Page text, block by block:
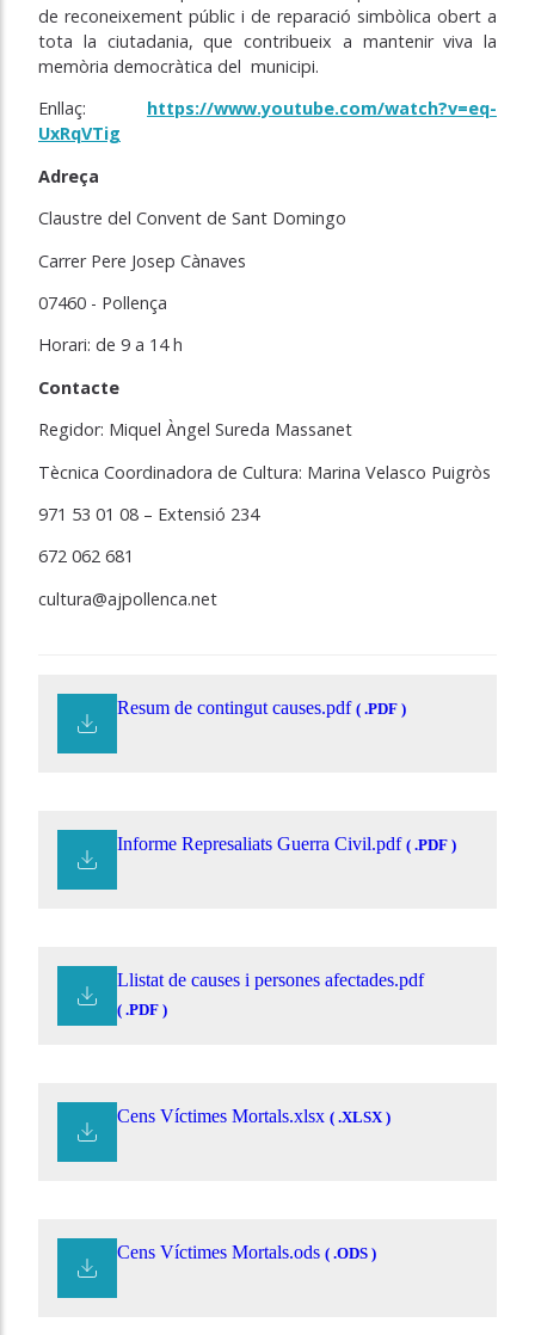
de reconeixement públic i de reparació simbòlica obert a
tota la ciutadania, que contribueix a mantenir viva la
memòria democràtica del municipi.
Enllaç: https://www.youtube.com/watch?v=eq-
UxRqVTig
Adreça
Claustre del Convent de Sant Domingo
Carrer Pere Josep Cànaves
07460 - Pollença
Horari: de 9 a 14 h
Contacte
Regidor: Miquel Àngel Sureda Massanet
Tècnica Coordinadora de Cultura: Marina Velasco Puigròs
971 53 01 08 – Extensió 234
672 062 681
cultura@ajpollenca.net
Resum de contingut causes.pdf ( .PDF )
Informe Represaliats Guerra Civil.pdf ( .PDF )
Llistat de causes i persones afectades.pdf
( .PDF )
Cens Víctimes Mortals.xlsx ( .XLSX )
Cens Víctimes Mortals.ods ( .ODS )